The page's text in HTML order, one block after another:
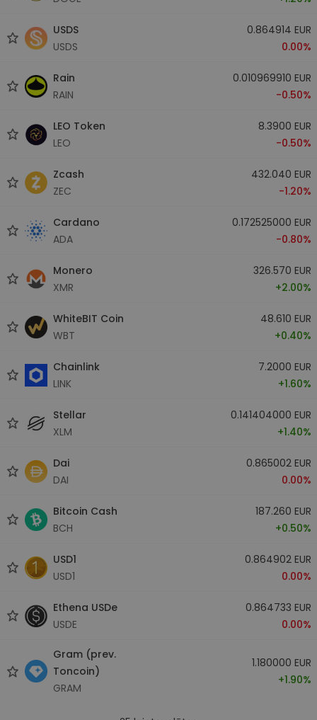
USDS
USDS
0.864914 EUR
0.00%
Rain
RAIN
0.010969910 EUR
-0.50%
LEO Token
LEO
8.3900 EUR
-0.50%
Zcash
ZEC
432.040 EUR
-1.20%
Cardano
ADA
0.172525000 EUR
-0.80%
Monero
XMR
326.570 EUR
+2.00%
WhiteBIT Coin
WBT
48.610 EUR
+0.40%
Chainlink
LINK
7.2000 EUR
+1.60%
Stellar
XLM
0.141404000 EUR
+1.40%
Dai
DAI
0.865002 EUR
0.00%
Bitcoin Cash
BCH
187.260 EUR
+0.50%
USD1
USD1
0.864902 EUR
0.00%
Ethena USDe
USDE
0.864733 EUR
0.00%
Gram (prev.
Toncoin)
GRAM
1.180000 EUR
+1.90%